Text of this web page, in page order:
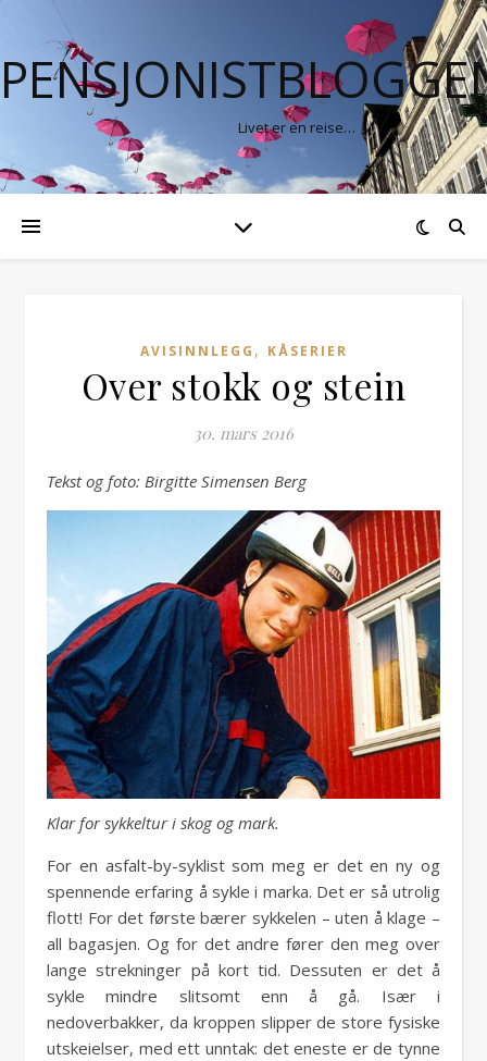
Livet er en reise…
AVISINNLEGG , KÅSERIER
Over stokk og stein
30. mars 2016
Tekst og foto: Birgitte Simensen Berg
Klar for sykkeltur i skog og mark.
For en asfalt-by-syklist som meg er det en ny og
spennende erfaring å sykle i marka. Det er så utrolig
flott! For det første bærer sykkelen – uten å klage –
all bagasjen. Og for det andre fører den meg over
lange strekninger på kort tid. Dessuten er det å
sykle mindre slitsomt enn å gå. Især i
nedoverbakker, da kroppen slipper de store fysiske
utskeielser, med ett unntak: det eneste er de tynne